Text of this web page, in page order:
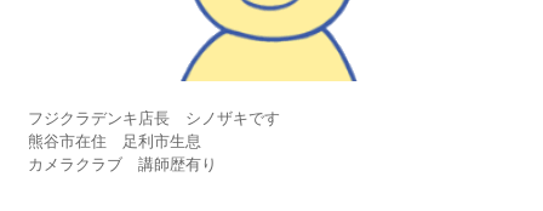
フジクラデンキ店長 シノザキです
熊谷市在住 足利市生息
カメラクラブ 講師歴有り